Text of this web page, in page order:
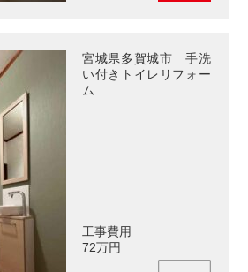
宮城県多賀城市 手洗
い付きトイレリフォー
ム
工事費用
72万円